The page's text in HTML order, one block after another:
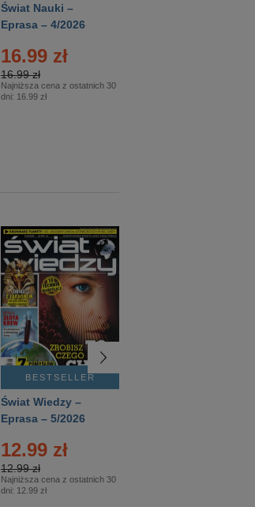
Świat Nauki –
Eprasa – 4/2026
16.99 zł
16.99 zł
Najniższa cena z ostatnich 30
dni: 16.99 zł
BESTSELLER
Świat Wiedzy –
Eprasa – 5/2026
12.99 zł
12.99 zł
Najniższa cena z ostatnich 30
dni: 12.99 zł